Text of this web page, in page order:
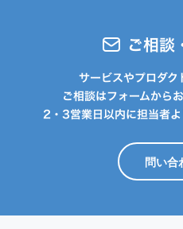
ご相談
サービスやプロダク
ご相談はフォームから
2・3営業日以内に担当者よ
問い合